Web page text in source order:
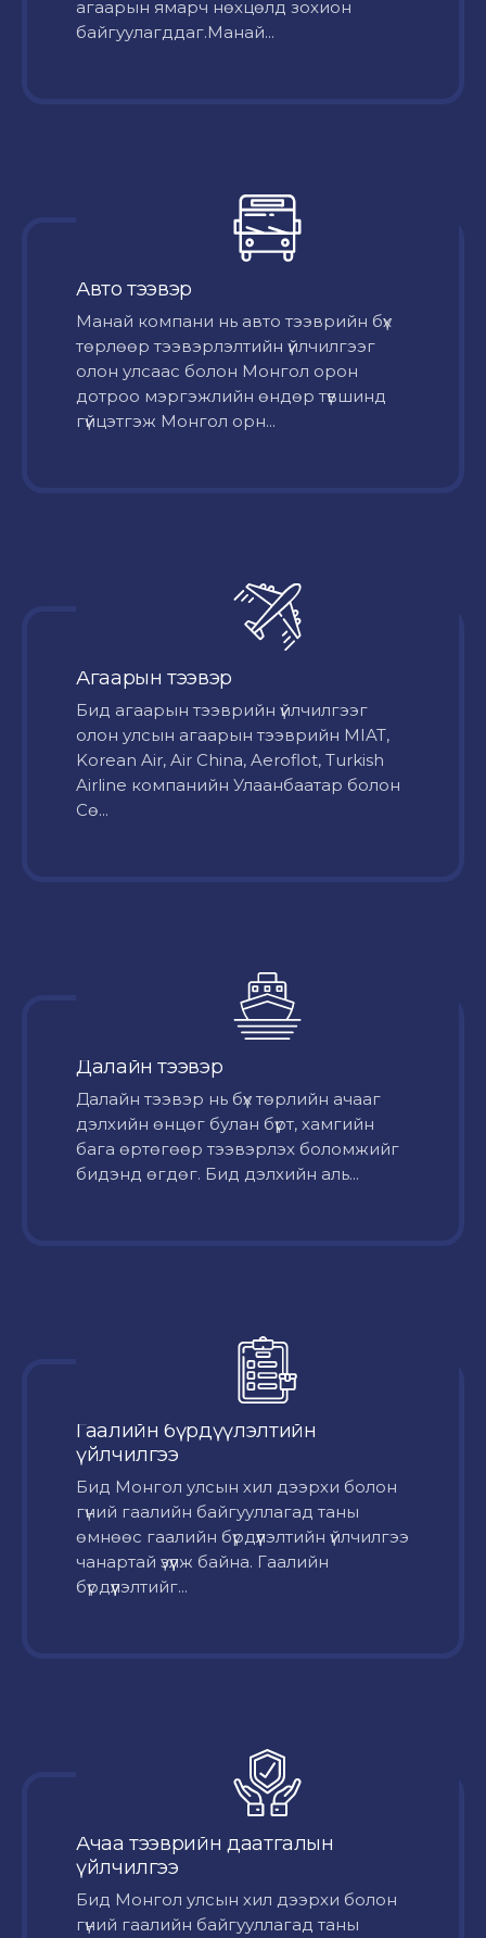
агаарын ямарч нөхцөлд зохион
байгуулагддаг.Манай...
Авто тээвэр
Mанай компани нь авто тээврийн бүх
төрлөөр тээвэрлэлтийн үйлчилгээг
олон улсаас болон Монгол орон
дотроо мэргэжлийн өндөр түвшинд
гүйцэтгэж Монгол орн...
Агаарын тээвэр
Бид агаарын тээврийн үйлчилгээг
олон улсын агаарын тээврийн MIAT,
Korean Air, Air China, Aeroflot, Turkish
Airline компанийн Улаанбаатар болон
Сө...
Далайн тээвэр
Далайн тээвэр нь бүх төрлийн ачааг
дэлхийн өнцөг булан бүрт, хамгийн
бага өртөгөөр тээвэрлэх боломжийг
бидэнд өгдөг. Бид дэлхийн аль...
Гаалийн бүрдүүлэлтийн
үйлчилгээ
Бид Монгол улсын хил дээрхи болон
гүний гаалийн байгууллагад таны
өмнөөс гаалийн бүрдүүлэлтийн үйлчилгээ
чанартай үзүүлж байна. Гаалийн
бүрдүүлэлтийг...
Ачаа тээврийн даатгалын
үйлчилгээ
Бид Монгол улсын хил дээрхи болон
гүний гаалийн байгууллагад таны